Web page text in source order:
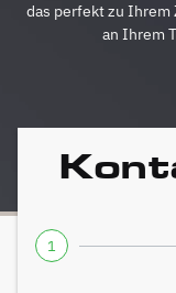
das perfekt zu Ihrem
an Ihrem
1